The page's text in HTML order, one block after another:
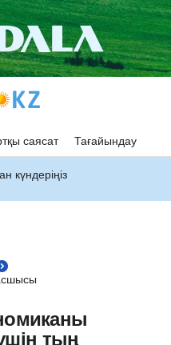
саясат Тағайындау
күндеріңіз
тың